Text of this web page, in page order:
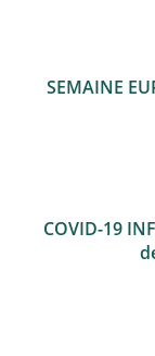
SEMAINE
COVID-19